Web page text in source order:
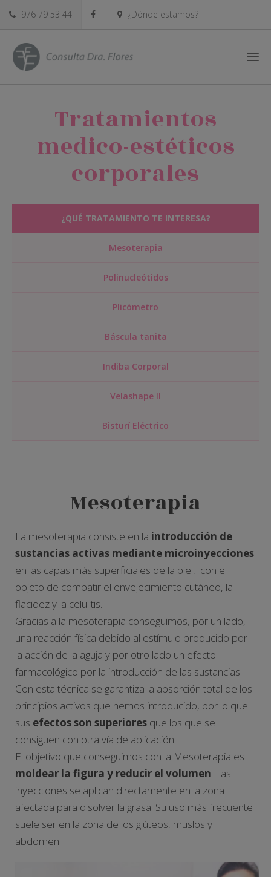
976 79 53 44 ¿Dónde estamos?
Tratamientos
medico-estéticos
corporales
¿QUÉ TRATAMIENTO TE INTERESA?
Mesoterapia
Polinucleótidos
Plicómetro
Báscula tanita
Indiba Corporal
Velashape II
Bisturí Eléctrico
Mesoterapia
La mesoterapia consiste en la introducción de
sustancias activas mediante microinyecciones
en las capas más superficiales de la piel, con el
objeto de combatir el envejecimiento cutáneo, la
flacidez y la celulitis.
Gracias a la mesoterapia conseguimos, por un lado,
una reacción física debido al estímulo producido por
la acción de la aguja y por otro lado un efecto
farmacológico por la introducción de las sustancias.
Con esta técnica se garantiza la absorción total de los
principios activos que hemos introducido, por lo que
sus efectos son superiores que los que se
consiguen con otra vía de aplicación.
El objetivo que conseguimos con la Mesoterapia es
moldear la figura y reducir el volumen. Las
inyecciones se aplican directamente en la zona
afectada para disolver la grasa. Su uso más frecuente
suele ser en la zona de los glúteos, muslos y
abdomen.